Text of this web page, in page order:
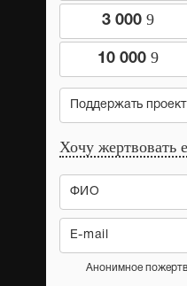
3 000 9
10 000 9
Поддержать проект
Хочу жертвовать
Анонимное